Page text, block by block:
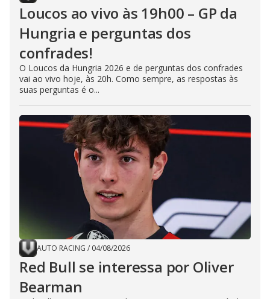
Loucos ao vivo às 19h00 – GP da
Hungria e perguntas dos
confrades!
O Loucos da Hungria 2026 e de perguntas dos confrades
vai ao vivo hoje, às 20h. Como sempre, as respostas às
suas perguntas é o...
AUTO RACING / 04/08/2026
Red Bull se interessa por Oliver
Bearman